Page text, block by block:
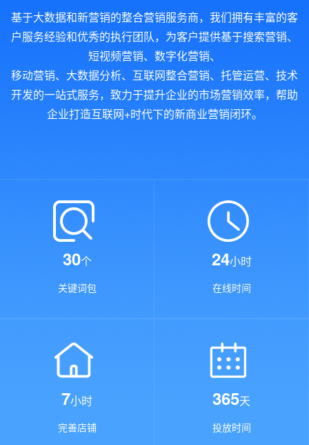
基于大数据和新营销的整合营销服务商，我们拥有丰富的客
户服务经验和优秀的执行团队，为客户提供基于搜索营销、
短视频营销、数字化营销、
移动营销、大数据分析、互联网整合营销、托管运营、技术
开发的一站式服务，致力于提升企业的市场营销效率，帮助
企业打造互联网+时代下的新商业营销闭环。
30个
关键词包
24小时
在线时间
7小时
完善店铺
365天
投放时间